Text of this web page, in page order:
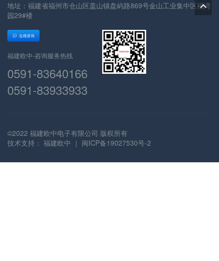
地址：福建省福州市仓山区盖山镇盘屿路869号金山工业集中区福湾
园29#楼
福建欧中-咨询服务热线
0591-83640166
0591-83933933
©2022 福建欧中电子有限公司 版权所有
技术支持： 福建欧中 ｜ 闽ICP备19027530号-2